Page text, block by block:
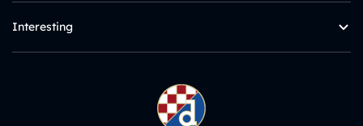
Interesting